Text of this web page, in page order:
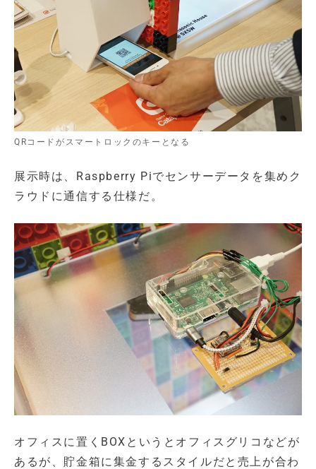
QRコードがスマートロックのキーとなる
展示時は、Raspberry Piでセンサーデータを集めク
ラウドに通信する仕様だ。
オフィスに置くBOXというとオフィスグリコなどが
あるが、貯金箱に集金するスタイルだと売上が合わ